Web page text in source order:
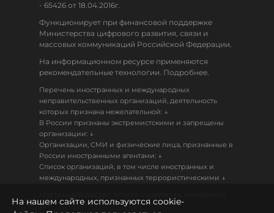
- 65426 от 18.04.2016г.
Функционирует при финансовой поддержке
Министерства цифрового развития, связи и
массовых коммуникаций Российской Федерации.
На информационном ресурсе применяются
рекомендательные технологии. Подробнее.
Перечень иностранных и международных
неправительственных организаций, деятельность
которых признана нежелательной: ↓
В России признаны экстремистскими и запрещены
организации: ↓
Организации, СМИ и физические лица, признанные в
России иностранными агентами: ↓
Список организаций, в том числе иностранных и
международных, признанных террористическими ↓
18+
На нашем сайте используются cookie-